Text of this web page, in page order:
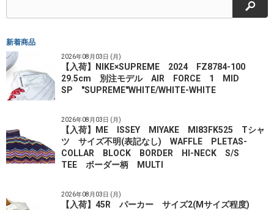
検索
新着商品
2026年08月03日 (月)
【入荷】NIKE×SUPREME 2024 FZ8784-100
29.5cm 別注モデル AIR FORCE 1 MID
SP "SUPREME"WHITE/WHITE-WHITE
2026年08月03日 (月)
【入荷】ME ISSEY MIYAKE MI83FK525 Tシャ
ツ サイズ不明(表記なし) WAFFLE PLETAS-
COLLAR BLOCK BORDER HI-NECK S/S
TEE ボーダー柄 MULTI
2026年08月03日 (月)
【入荷】45R パーカー サイズ2(Mサイズ程度)